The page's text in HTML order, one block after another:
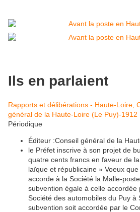
Ils en parlaient
Rapports et délibérations - Haute-Loire,
général de la Haute-Loire (Le Puy)-1912
Périodique
Éditeur :Conseil général de la
le Préfet inscrive à son projet de
quatre cents francs en faveur de
laïque et républicaine » Voeux
accorde à la Société la Malle-
subvention égale à celle accordée
Société des automobiles du Puy à
subvention soit accordée par le